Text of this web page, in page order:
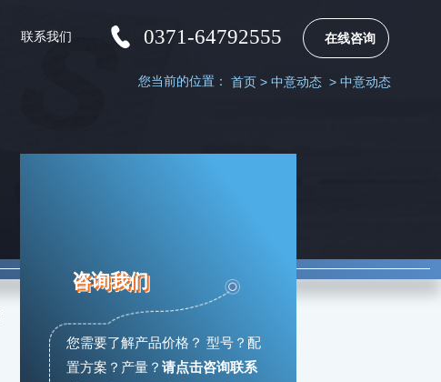
0371-64792555 在线咨询
联系我们
您当前的位置： 首页 > 中意动态 > 中意动态
咨询我们
您需要了解产品价格？ 型号？配
置方案？产量？ 请点击咨询联系